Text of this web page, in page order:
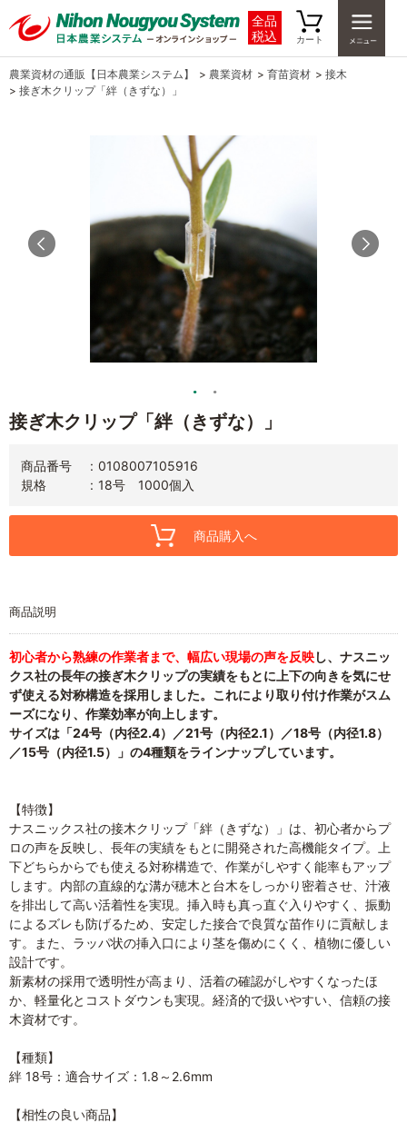
全品
税込
カート
農業資材の通販【日本農業システム】 > 農業資材 > 育苗資材 > 接木
> 接ぎ木クリップ「絆（きずな）」
接ぎ木クリップ「絆（きずな）」
商品番号
0108007105916
規格
18号 1000個入
商品購入へ
商品説明
初心者から熟練の作業者まで、幅広い現場の声を反映し、ナスニッ
クス社の長年の接ぎ木クリップの実績をもとに上下の向きを気にせ
ず使える対称構造を採用しました。これにより取り付け作業がスム
ーズになり、作業効率が向上します。
サイズは「24号（内径2.4）／21号（内径2.1）／18号（内径1.8）
／15号（内径1.5）」の4種類をラインナップしています。
【特徴】
ナスニックス社の接木クリップ「絆（きずな）」は、初心者からプ
ロの声を反映し、長年の実績をもとに開発された高機能タイプ。上
下どちらからでも使える対称構造で、作業がしやすく能率もアップ
します。内部の直線的な溝が穂木と台木をしっかり密着させ、汁液
を排出して高い活着性を実現。挿入時も真っ直ぐ入りやすく、振動
によるズレも防げるため、安定した接合で良質な苗作りに貢献しま
す。また、ラッパ状の挿入口により茎を傷めにくく、植物に優しい
設計です。
新素材の採用で透明性が高まり、活着の確認がしやすくなったほ
か、軽量化とコストダウンも実現。経済的で扱いやすい、信頼の接
木資材です。
【種類】
絆 18号：適合サイズ：1.8～2.6mm
【相性の良い商品】